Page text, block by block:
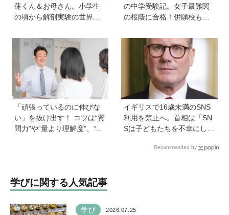
蓮くん＆お母さん。小学生
の頃から解剖実験の世界に
近いワニを研究。「興味の
種まきはエンタメから」
の中学受験記。女子最難関
の桜蔭に合格！併願校も魅
声かけは「睡眠が何より大
事」「勉強イヤならしなく
ていいよ」
「頑張っているのに伸びな
い」を抜け出す！ コツは“質
問力”や“量より理解度”、“面
イギリスで16歳未満のSNS
利用を禁止へ。首相は「SN
Sは子どもたちを不幸にして
Recommended by
学びに関する人気記事
学び 2026.07.25